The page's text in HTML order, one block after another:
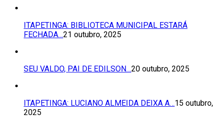
ITAPETINGA: BIBLIOTECA MUNICIPAL ESTARÁ
FECHADA…21 outubro, 2025
SEU VALDO, PAI DE EDILSON…20 outubro, 2025
ITAPETINGA: LUCIANO ALMEIDA DEIXA A…15 outubro,
2025